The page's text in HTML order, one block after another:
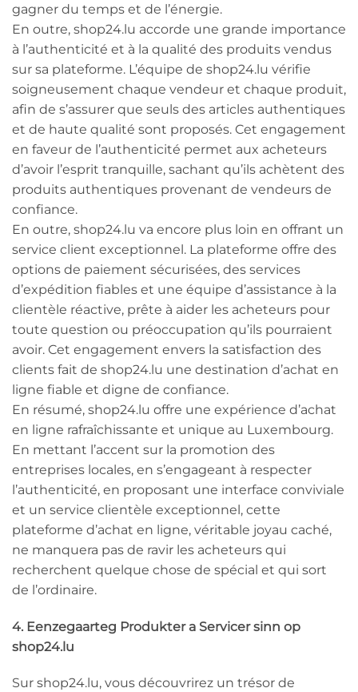
gagner du temps et de l’énergie.
En outre, shop24.lu accorde une grande importance
à l’authenticité et à la qualité des produits vendus
sur sa plateforme. L’équipe de shop24.lu vérifie
soigneusement chaque vendeur et chaque produit,
afin de s’assurer que seuls des articles authentiques
et de haute qualité sont proposés. Cet engagement
en faveur de l’authenticité permet aux acheteurs
d’avoir l’esprit tranquille, sachant qu’ils achètent des
produits authentiques provenant de vendeurs de
confiance.
En outre, shop24.lu va encore plus loin en offrant un
service client exceptionnel. La plateforme offre des
options de paiement sécurisées, des services
d’expédition fiables et une équipe d’assistance à la
clientèle réactive, prête à aider les acheteurs pour
toute question ou préoccupation qu’ils pourraient
avoir. Cet engagement envers la satisfaction des
clients fait de shop24.lu une destination d’achat en
ligne fiable et digne de confiance.
En résumé, shop24.lu offre une expérience d’achat
en ligne rafraîchissante et unique au Luxembourg.
En mettant l’accent sur la promotion des
entreprises locales, en s’engageant à respecter
l’authenticité, en proposant une interface conviviale
et un service clientèle exceptionnel, cette
plateforme d’achat en ligne, véritable joyau caché,
ne manquera pas de ravir les acheteurs qui
recherchent quelque chose de spécial et qui sort
de l’ordinaire.
4. Eenzegaarteg Produkter a Servicer sinn op
shop24.lu
Sur shop24.lu, vous découvrirez un trésor de